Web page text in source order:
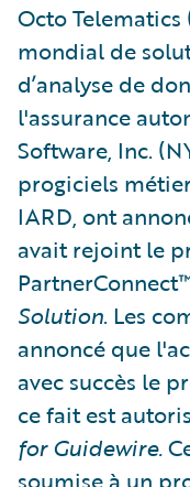
Octo
mondial de
d’analyse de
l'assurance
Software, Inc.
progiciels
IARD, ont
avait rejoint le
Solution. Les
annoncé que
avec succès le
ce fait est
for Guidewire.
soumise à un